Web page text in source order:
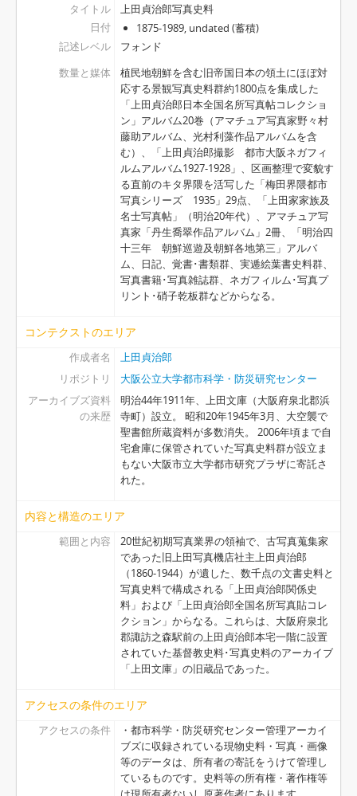
タイトル
上田貞治郎写真史料
日付
1875-1989, undated (蓄積)
記述レベル
フォンド
数量と媒体
植民地朝鮮を含む旧帝国日本の領土にほぼ対
応する景観写真史料群約1800点を集成した
「上田貞治郎日本全国名所写真帖コレクショ
ン」アルバム20巻（アマチュア写真家野々村
藤助アルバム、光村利藻作品アルバムを含
む）、「上田貞治郎撮影 都市大阪ネガフィ
ルムアルバム1927-1928」、区画整理で変貌す
る直前のキタ界隈を活写した「梅田界隈都市
写真シリーズ 1935」29点、「上田家家族及
名士写真帖」（明治20年代）、アマチュア写
真家「丹生喬翠作品アルバム」2冊、「明治四
十三年 朝鮮巡遊及朝鮮各地第三」アルバ
ム、日記、覚書･書類群、実逓絵葉書史料群、
写真書籍･写真雑誌群、ネガフィルム･写真プ
リント･硝子乾板群などからなる。
コンテクストのエリア
作成者名
上田貞治郎
リポジトリ
大阪公立大学都市科学・防災研究センター
アーカイブズ資料
の来歴
明治44年1911年、上田文庫（大阪府泉北郡浜
寺町）設立。 昭和20年1945年3月、大空襲で
聖書館所蔵資料が多数消失。 2006年頃まで自
宅倉庫に保管されていた写真史料群が設立ま
もない大阪市立大学都市研究プラザに寄託さ
れた。
内容と構造のエリア
範囲と内容
20世紀初期写真業界の領袖で、古写真蒐集家
であった旧上田写真機店社主上田貞治郎
（1860-1944）が遺した、数千点の文書史料と
写真史料で構成される「上田貞治郎関係史
料」および「上田貞治郎全国名所写真貼コレ
クション」からなる。これらは、大阪府泉北
郡諏訪之森駅前の上田貞治郎本宅一階に設置
されていた基督教史料･写真史料のアーカイブ
「上田文庫」の旧蔵品であった。
アクセスの条件のエリア
アクセスの条件
・都市科学・防災研究センター管理アーカイ
ブズに収録されている現物史料・写真・画像
等のデータは、所有者の寄託をうけて管理し
ているものです。史料等の所有権・著作権等